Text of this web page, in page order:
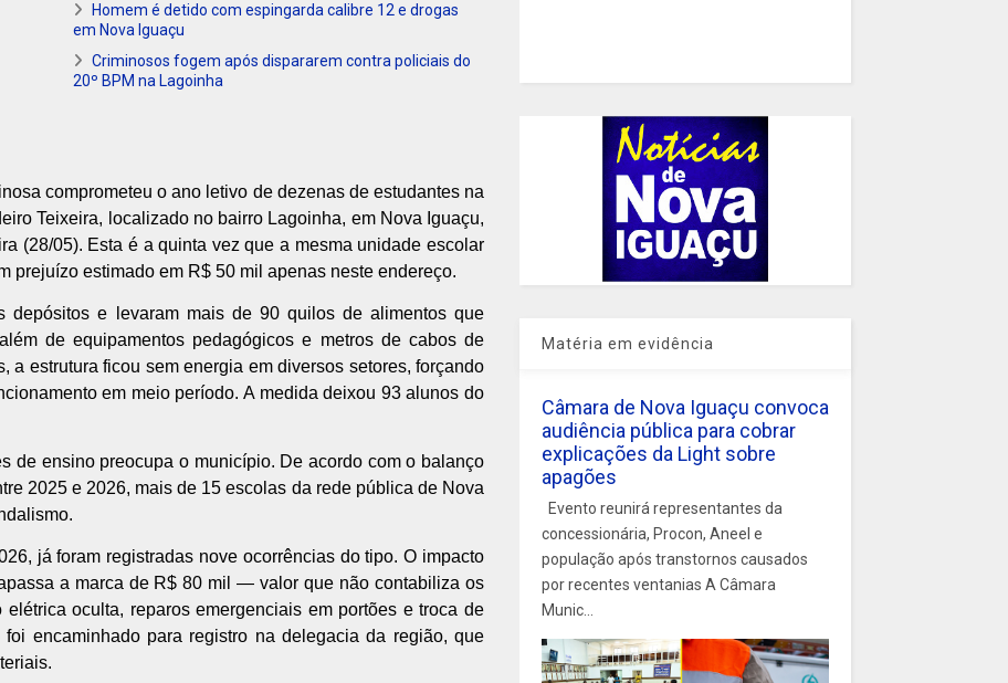
Homem é detido com espingarda calibre 12 e drogas
em Nova Iguaçu
Criminosos fogem após dispararem contra policiais do
20º BPM na Lagoinha
comprometeu o ano letivo de dezenas de estudantes na
Teixeira, localizado no bairro Lagoinha, em Nova Iguaçu,
(28/05). Esta é a quinta vez que a mesma unidade escolar
prejuízo estimado em R$ 50 mil apenas neste endereço.
depósitos e levaram mais de 90 quilos de alimentos que
de equipamentos pedagógicos e metros de cabos de
a estrutura ficou sem energia em diversos setores, forçando
em meio período. A medida deixou 93 alunos do
de ensino preocupa o município. De acordo com o balanço
2025 e 2026, mais de 15 escolas da rede pública de Nova
já foram registradas nove ocorrências do tipo. O impacto
a marca de R$ 80 mil — valor que não contabiliza os
oculta, reparos emergenciais em portões e troca de
encaminhado para registro na delegacia da região, que
Matéria em evidência
Câmara de Nova Iguaçu convoca
audiência pública para cobrar
explicações da Light sobre
apagões
Evento reunirá representantes da
concessionária, Procon, Aneel e
população após transtornos causados
por recentes ventanias A Câmara
Munic...